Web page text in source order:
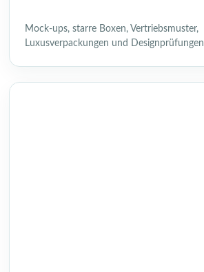
Mock-ups, starre Boxen, Vertriebsmuster,
Luxusverpackungen und